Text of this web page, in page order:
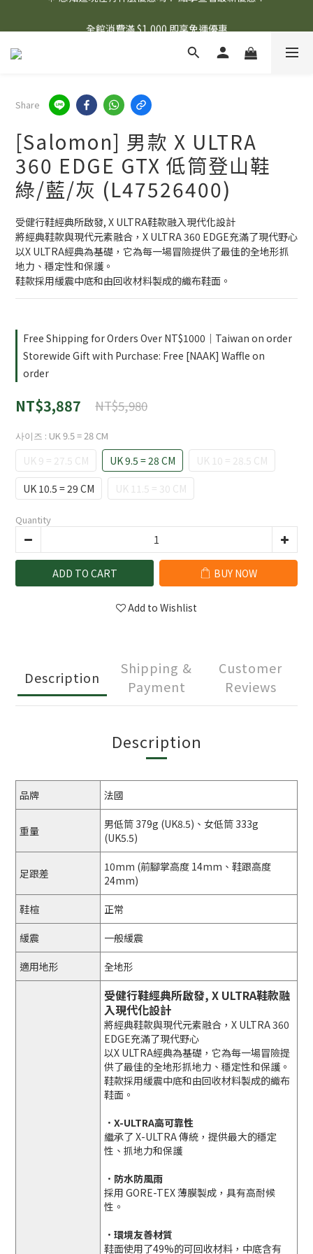
🌟 想知道現在有什麼優惠嗎？ 點擊查看最新優惠！
Share
[Salomon] 男款 X ULTRA
360 EDGE GTX 低筒登山鞋
綠/藍/灰 (L47526400)
受健行鞋經典所啟發, X ULTRA鞋款融入現代化設計
將經典鞋款與現代元素融合，X ULTRA 360 EDGE充滿了現代野心
以X ULTRA經典為基礎，它為每一場冒險提供了最佳的全地形抓
地力、穩定性和保護。
鞋款採用緩震中底和由回收材料製成的織布鞋面。
Free Shipping for Orders Over NT$1000｜Taiwan on order
Storewide Gift with Purchase: Free [NAAK] Waffle on
order
NT$3,887 NT$5,980
사이즈 : UK 9.5 = 28 CM
UK 9 = 27.5 CM UK 9.5 = 28 CM
UK 10 = 28.5 CM
UK 10.5 = 29 CM
UK 11.5 = 30 CM
Quantity
ADD TO CART BUY NOW
Add to Wishlist
Description
Shipping &
Payment
Customer
Reviews
Description
品牌 法國
重量
男低筒 379g (UK8.5)、女低筒 333g
(UK5.5)
足跟差
10mm (前腳掌高度 14mm、鞋跟高度
24mm)
鞋楦 正常
緩震 一般緩震
適用地形 全地形
受健行鞋經典所啟發, X ULTRA鞋款融
入現代化設計
將經典鞋款與現代元素融合，X ULTRA 360
EDGE充滿了現代野心
以X ULTRA經典為基礎，它為每一場冒險提
供了最佳的全地形抓地力、穩定性和保護。
鞋款採用緩震中底和由回收材料製成的織布
鞋面。
．X-ULTRA高可靠性
繼承了 X-ULTRA 傳統，提供最大的穩定
性、抓地力和保護
．防水防風雨
採用 GORE-TEX 薄膜製成，具有高耐候
性。
．環境友善材質
鞋面使用了49%的可回收材料，中底含有